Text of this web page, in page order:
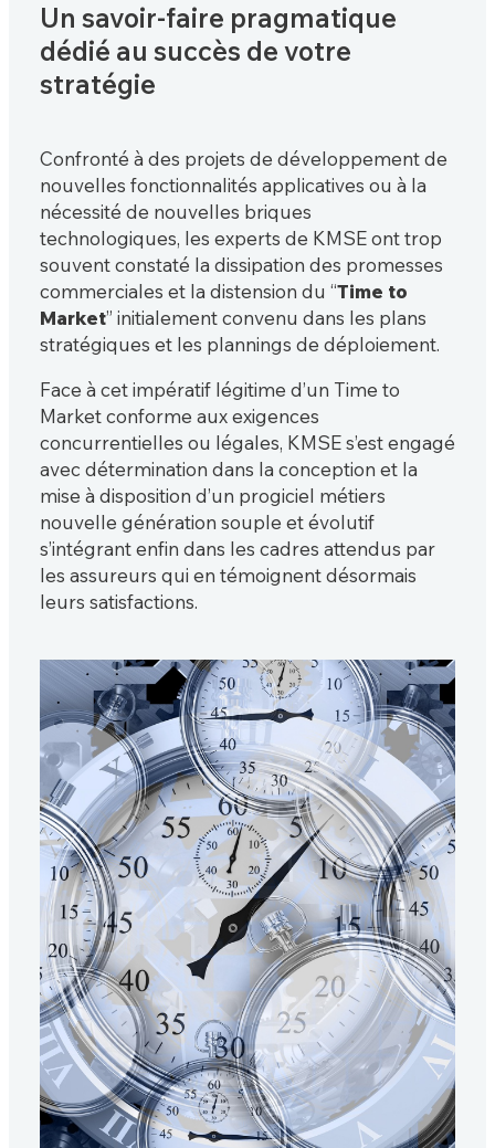
Un savoir-faire pragmatique
dédié au succès de votre
stratégie
Confronté à des projets de développement de
nouvelles fonctionnalités applicatives ou à la
nécessité de nouvelles briques
technologiques, les experts de KMSE ont trop
souvent constaté la dissipation des promesses
commerciales et la distension du “Time to
Market” initialement convenu dans les plans
stratégiques et les plannings de déploiement.
Face à cet impératif légitime d’un Time to
Market conforme aux exigences
concurrentielles ou légales, KMSE s’est engagé
avec détermination dans la conception et la
mise à disposition d’un progiciel métiers
nouvelle génération souple et évolutif
s’intégrant enfin dans les cadres attendus par
les assureurs qui en témoignent désormais
leurs satisfactions.